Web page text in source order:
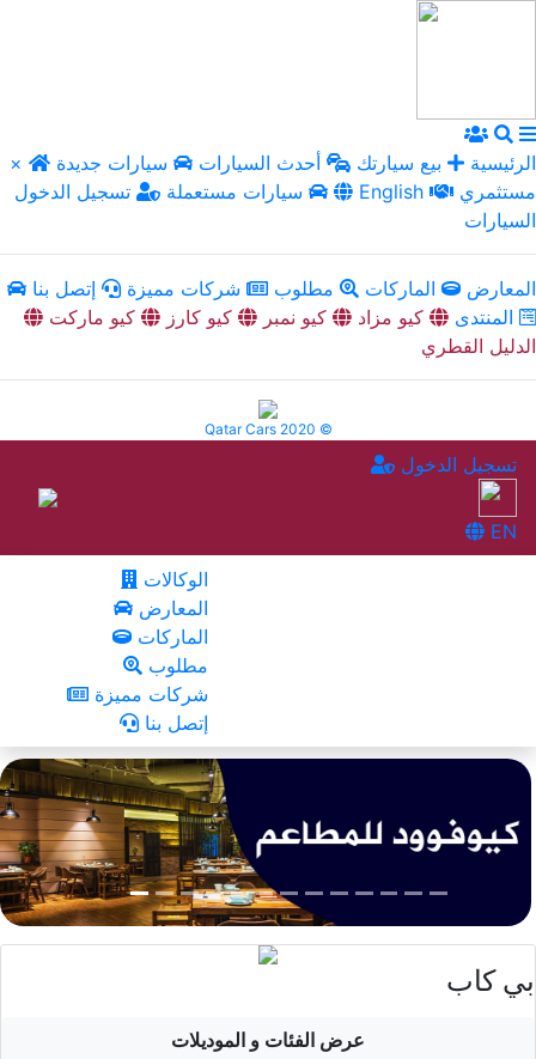
× الرئيسية بيع سيارتك أحدث السيارات
سيارات جديدة
سيارات مستعملة
تسجيل الدخول English
السيارات
المعارض الماركات مطلوب شركات مميزة
إتصل بنا
المنتدى
كيو مزاد كيو نمبر كيو كارز
كيو ماركت
الدليل القطري
Qatar Cars 2020 ©
تسجيل الدخول
EN
الوكالات
المعارض
الماركات
مطلوب
شركات مميزة
إتصل بنا
بي كاب
عرض الفئات و الموديلات